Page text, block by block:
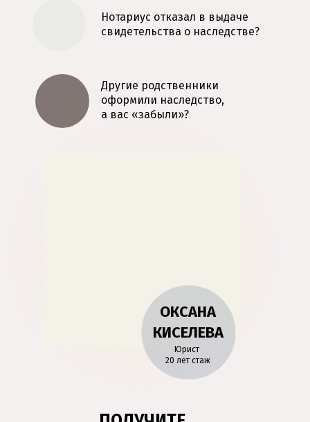
Юрист
20 лет стаж
ОКСАНА
КИСЕЛЕВА
Нотариус отказал в выдаче
свидетельства о наследстве?
Другие родственники
оформили наследство,
а вас «забыли»?